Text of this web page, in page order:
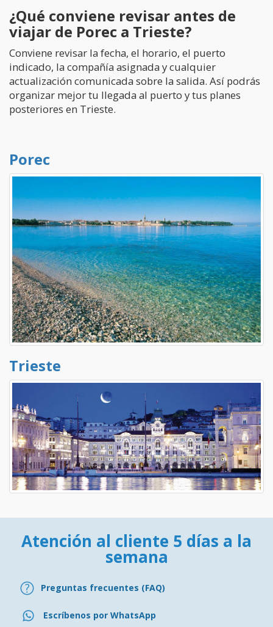
¿Qué conviene revisar antes de
viajar de Porec a Trieste?
Conviene revisar la fecha, el horario, el puerto
indicado, la compañía asignada y cualquier
actualización comunicada sobre la salida. Así podrás
organizar mejor tu llegada al puerto y tus planes
posteriores en Trieste.
Porec
Trieste
Atención al cliente 5 días a la
semana
Preguntas frecuentes (FAQ)
Escríbenos por WhatsApp